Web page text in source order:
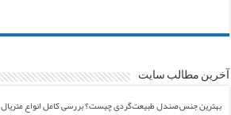
آخرین مطالب سایت
بهترین جنس صندل طبیعت‌گردی چیست؟ بررسی کامل انواع متریال